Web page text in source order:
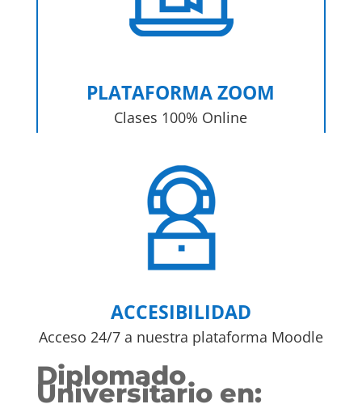
PLATAFORMA ZOOM
Clases 100% Online
ACCESIBILIDAD
Acceso 24/7 a nuestra plataforma Moodle
Diplomado
Universitario en: